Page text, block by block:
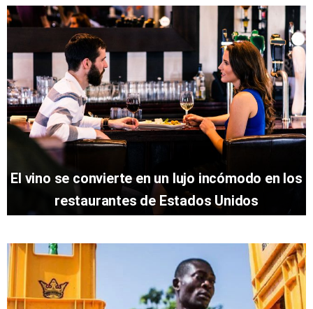
El vino se convierte en un lujo incómodo en los
restaurantes de Estados Unidos